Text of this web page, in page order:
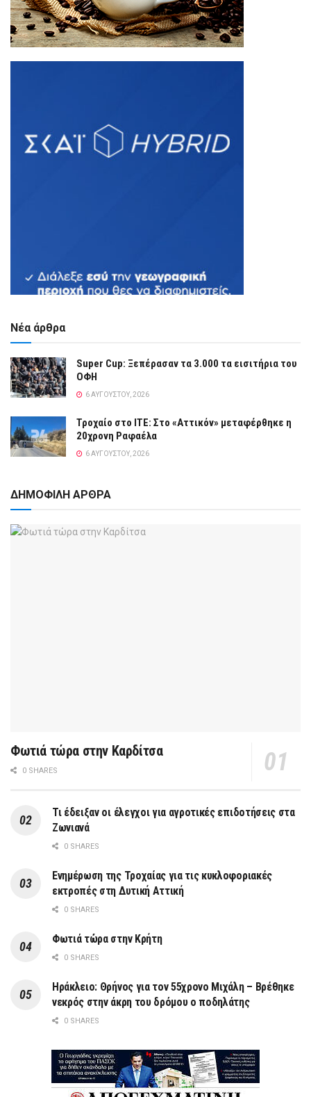
Νέα άρθρα
Super Cup: Ξεπέρασαν τα 3.000 τα εισιτήρια του
ΟΦΗ
6 ΑΥΓΟΎΣΤΟΥ, 2026
Τροχαίο στο ΙΤΕ: Στο «Αττικόν» μεταφέρθηκε η
20χρονη Ραφαέλα
6 ΑΥΓΟΎΣΤΟΥ, 2026
ΔΗΜΟΦΙΛΗ ΑΡΘΡΑ
Φωτιά τώρα στην Καρδίτσα
0 SHARES
Τι έδειξαν οι έλεγχοι για αγροτικές επιδοτήσεις στα
Ζωνιανά
0 SHARES
Ενημέρωση της Τροχαίας για τις κυκλοφοριακές
εκτροπές στη Δυτική Αττική
0 SHARES
Φωτιά τώρα στην Κρήτη
0 SHARES
Ηράκλειο: Θρήνος για τον 55χρονο Μιχάλη – Βρέθηκε
νεκρός στην άκρη του δρόμου ο ποδηλάτης
0 SHARES